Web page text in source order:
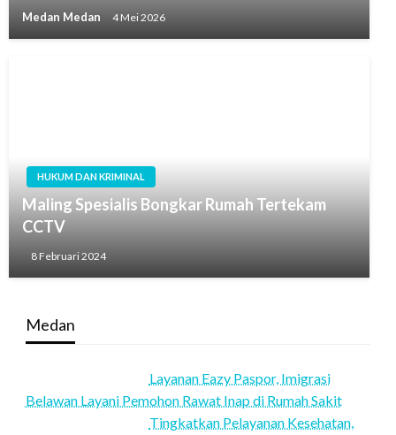
Medan Medan 4 Mei 2026
HUKUM DAN KRIMINAL
Maling Spesialis Bongkar Rumah Tertekam
CCTV
8 Februari 2024
Medan
Layanan Eazy Paspor, Imigrasi
Belawan Layani Pemohon Rawat Inap di Rumah Sakit
Tingkatkan Pelayanan Kesehatan,